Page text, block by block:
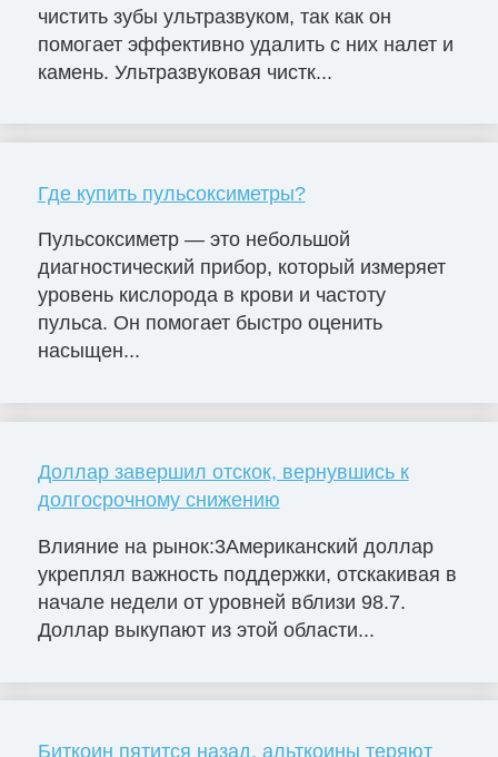
чистить зубы ультразвуком, так как он
помогает эффективно удалить с них налет и
камень. Ультразвуковая чистк...
Где купить пульсоксиметры?
Пульсоксиметр — это небольшой
диагностический прибор, который измеряет
уровень кислорода в крови и частоту
пульса. Он помогает быстро оценить
насыщен...
Доллар завершил отскок, вернувшись к
долгосрочному снижению
Влияние на рынок:3Американский доллар
укреплял важность поддержки, отскакивая в
начале недели от уровней вблизи 98.7.
Доллар выкупают из этой области...
Биткоин пятится назад, альткоины теряют